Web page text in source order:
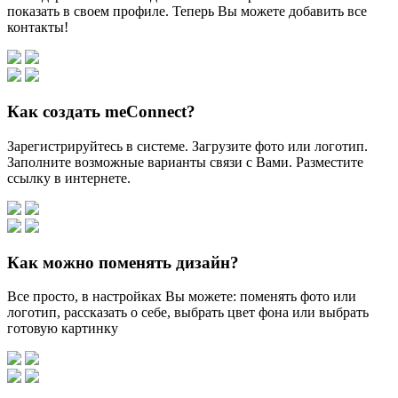
показать в своем профиле. Теперь Вы можете добавить все
контакты!
Как создать meConnect?
Зарегистрируйтесь в системе. Загрузите фото или логотип.
Заполните возможные варианты связи с Вами. Разместите
ссылку в интернете.
Как можно поменять дизайн?
Все просто, в настройках Вы можете: поменять фото или
логотип, рассказать о себе, выбрать цвет фона или выбрать
готовую картинку